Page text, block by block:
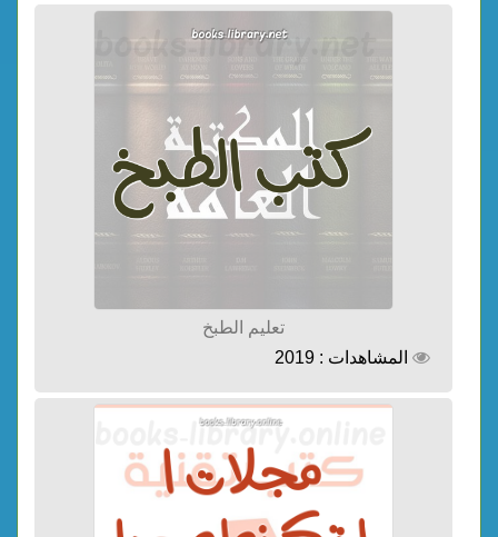
تعليم الطبخ
المشاهدات : 2019